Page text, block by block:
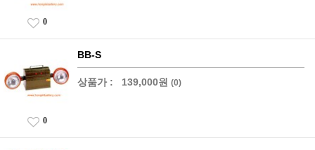
0
BB-S
상품가 : 139,000원 (0)
0